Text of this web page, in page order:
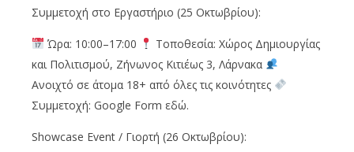
Συμμετοχή στο Εργαστήριο (25 Οκτωβρίου):
Ώρα: 10:00–17:00
Τοποθεσία: Χώρος Δημιουργίας
και Πολιτισμού, Ζήνωνος Κιτιέως 3, Λάρνακα
Ανοιχτό σε άτομα 18+ από όλες τις κοινότητες
Συμμετοχή: Google Form εδώ.
Showcase Event / Γιορτή (26 Οκτωβρίου):